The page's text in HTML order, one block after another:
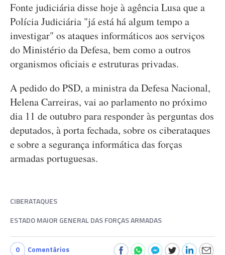
Fonte judiciária disse hoje à agência Lusa que a
Polícia Judiciária "já está há algum tempo a
investigar" os ataques informáticos aos serviços
do Ministério da Defesa, bem como a outros
organismos oficiais e estruturas privadas.
A pedido do PSD, a ministra da Defesa Nacional,
Helena Carreiras, vai ao parlamento no próximo
dia 11 de outubro para responder às perguntas dos
deputados, à porta fechada, sobre os ciberataques
e sobre a segurança informática das forças
armadas portuguesas.
CIBERATAQUES
ESTADO MAIOR GENERAL DAS FORÇAS ARMADAS
0 Comentários